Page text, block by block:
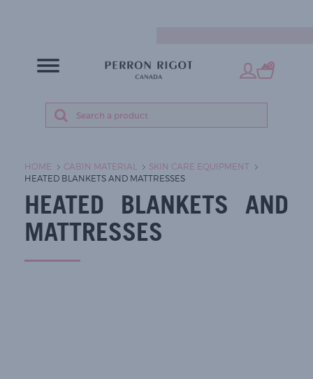
0
HOME CABIN MATERIAL
SKIN CARE EQUIPMENT
HEATED BLANKETS AND MATTRESSES
HEATED BLANKETS AND
MATTRESSES